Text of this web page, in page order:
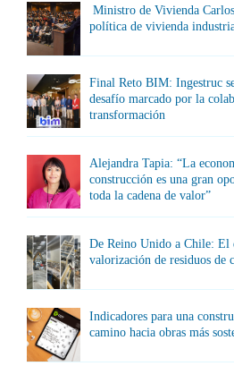
Ministro de Vivienda
política de vivienda
Final Reto BIM: Ingestruc
desafío marcado por la
transformación
Alejandra Tapia: “La
construcción es una gran
toda la cadena de valor”
De Reino Unido a Chile: El
valorización de residuos de
Indicadores para una
camino hacia obras más